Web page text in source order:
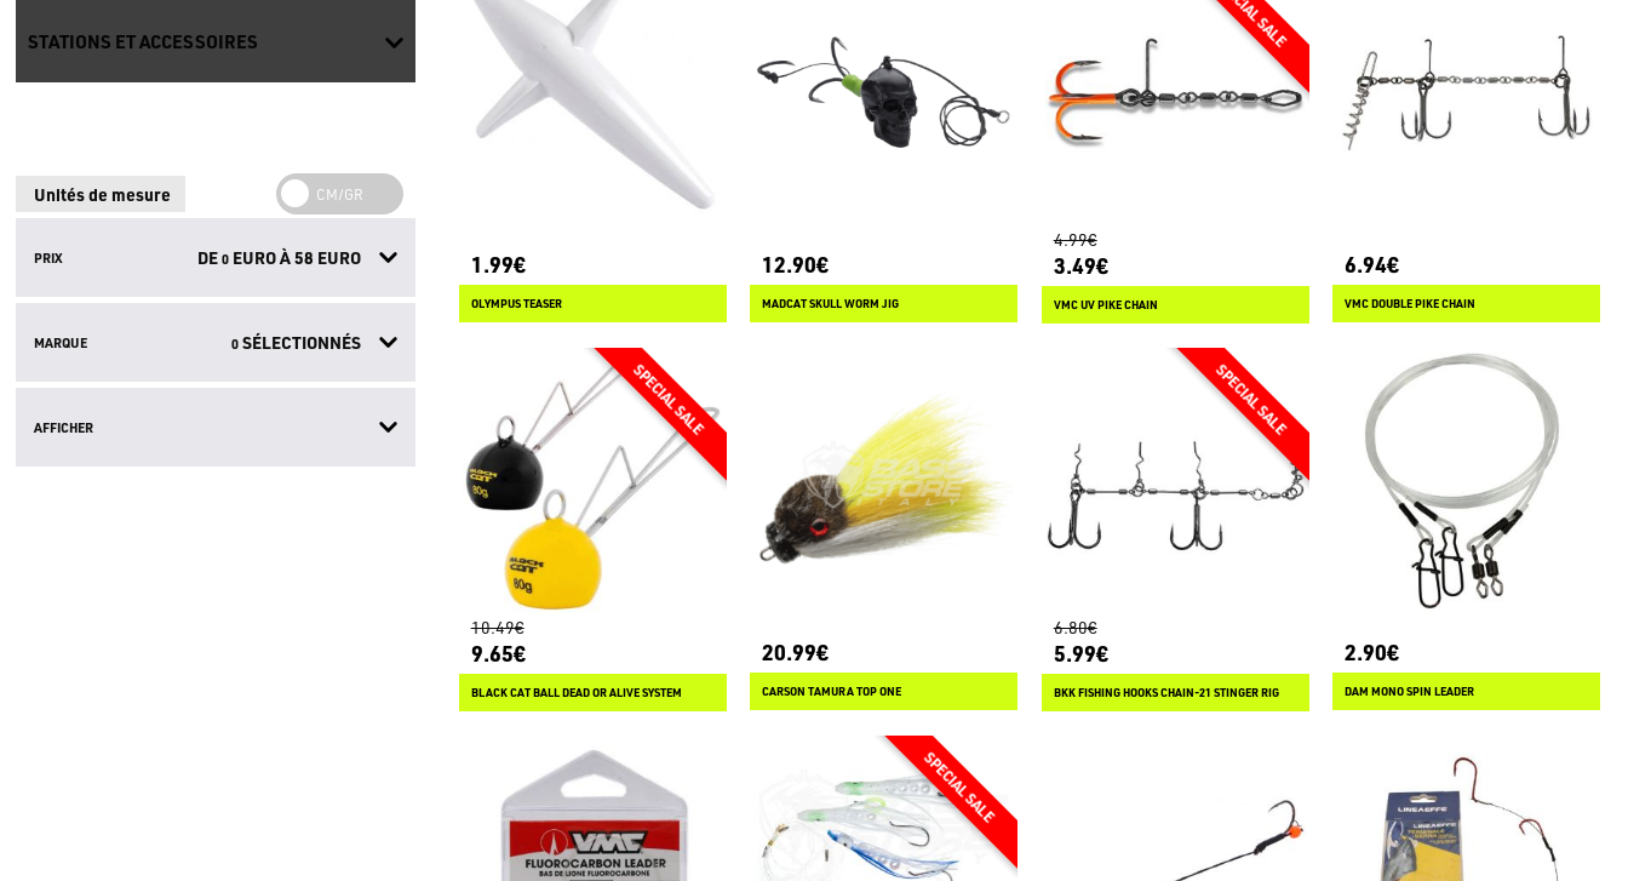
STATIONS ET ACCESSOIRES
Unités de mesure
PRIX DE 0EURO À58 EURO
MARQUE 0SÉLECTIONNÉS
AFFICHER
1.99€
OLYMPUS TEASER
12.90€
MADCAT SKULL WORM JIG
4.99€
3.49€
VMC UV PIKE CHAIN
6.94€
VMC DOUBLE PIKE CHAIN
10.49€
9.65€
BLACK CAT BALL DEAD OR ALIVE SYSTEM
20.99€
CARSON TAMURA TOP ONE
6.80€
5.99€
BKK FISHING HOOKS CHAIN-21 STINGER RIG
2.90€
DAM MONO SPIN LEADER